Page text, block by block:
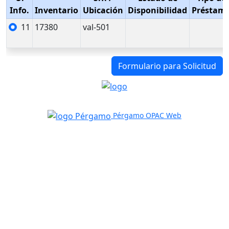
Info. Inventario Ubicación Disponibilidad
11 17380 val-501
Formulario para Solicitud
Pérgamo OPAC Web